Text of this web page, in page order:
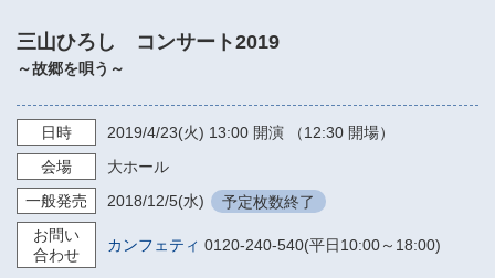
三山ひろし コンサート2019
～故郷を唄う～
日時 2019/4/23(火) 13:00 開演 （12:30 開場）
会場
大ホール
一般発売
2018/12/5(水)
予定枚数終了
お問い
合わせ
カンフェティ 0120-240-540(平日10:00～18:00)